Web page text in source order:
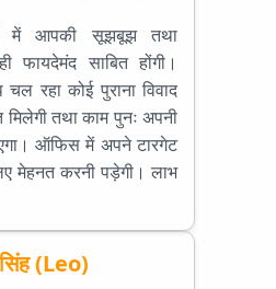
में आपकी सूझबूझ तथा
फायदेमंद साबित होंगी।
चल रहा कोई पुराना विवाद
मिलेगी तथा काम पुनः अपनी
ऑफिस में अपने टारगेट
मेहनत करनी पड़ेगी। लाभ
(Leo)